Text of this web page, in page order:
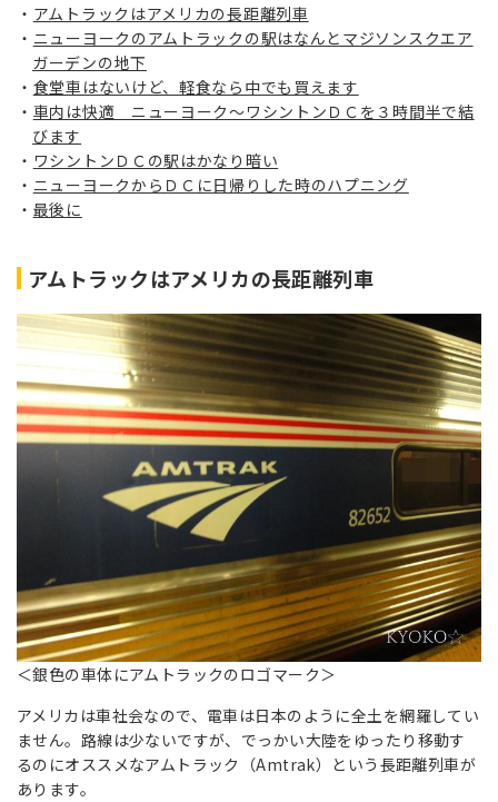
アムトラックはアメリカの長距離列車
ニューヨークのアムトラックの駅はなんとマジソンスクエア
ガーデンの地下
食堂車はないけど、軽食なら中でも買えます
車内は快適 ニューヨーク～ワシントンＤＣを３時間半で結
びます
ワシントンＤＣの駅はかなり暗い
ニューヨークからＤＣに日帰りした時のハプニング
最後に
アムトラックはアメリカの長距離列車
＜銀色の車体にアムトラックのロゴマーク＞
アメリカは車社会なので、電車は日本のように全土を網羅してい
ません。路線は少ないですが、でっかい大陸をゆったり移動す
るのにオススメなアムトラック（Amtrak）という長距離列車が
あります。